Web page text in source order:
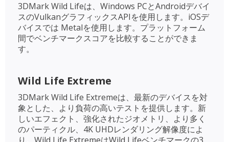
3DMark Wild Lifeは、Windows PCとAndroidデバイ
スのVulkanグラフィックスAPIを使用します。iOSデ
バイスでは Metalを使用します。プラットフォーム
間でベンチマークスコアを比較することができま
す。
Wild Life Extreme
3DMark Wild Life Extremeは、最新のデバイスを対
象とした、より負荷の高いテストを提供します。新
しいエフェクト、強化されたジオメトリ、より多く
のパーティクル、4K UHDレンダリング解像度によ